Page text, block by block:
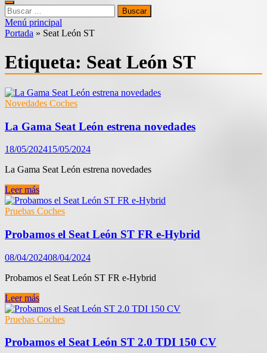
Buscar:
Menú principal
Portada » Seat León ST
Etiqueta: Seat León ST
Novedades Coches
La Gama Seat León estrena novedades
18/05/202415/05/2024
La Gama Seat León estrena novedades
La
Gama
Seat
estrena
novedades
Leer más
Pruebas Coches
Probamos el Seat León ST FR e-Hybrid
08/04/202408/04/2024
Probamos el Seat León ST FR e-Hybrid
Probamos
el
Seat
ST
Leer más
Pruebas Coches
Probamos el Seat León ST 2.0 TDI 150 CV